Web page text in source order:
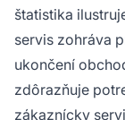
štatistika
servis zohráva
ukončení
zdôrazňuje
zákaznícky